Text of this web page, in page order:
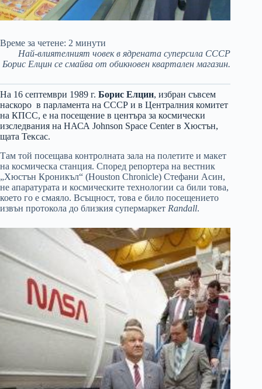
Време за четене: 2 минути
Най-влиятелният човек в ядрената суперсила СССР
Борис Елцин се смайва от обикновен квартален магазин.
На 16 септември 1989 г. Борис Елцин, избран съвсем
наскоро в парламента на СССР и в Централния комитет
на КПСС, е на посещение в центъра за космически
изследвания на НАСА Johnson Space Center в Хюстън,
щата Тексас.
Там той посещава контролната зала на полетите и макет
на космическа станция. Според репортера на вестник
„Хюстън Кроникъл“ (Houston Chronicle) Стефани Асин,
не апаратурата и космическите технологии са били това,
което го е смаяло. Всъщност, това е било посещението
извън протокола до близкия супермаркет Randall.